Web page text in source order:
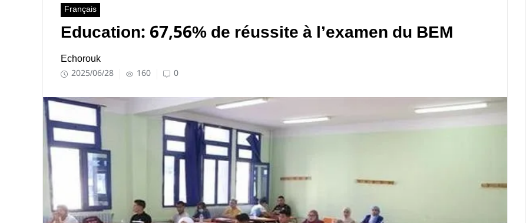
Français
Education: 67,56% de réussite à l’examen du BEM
Echorouk
2025/06/28 160 0